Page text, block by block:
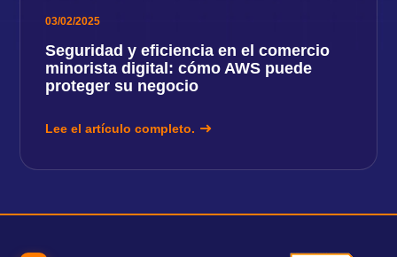
03/02/2025
Seguridad y eficiencia en el comercio
minorista digital: cómo AWS puede
proteger su negocio
Lee el artículo completo.